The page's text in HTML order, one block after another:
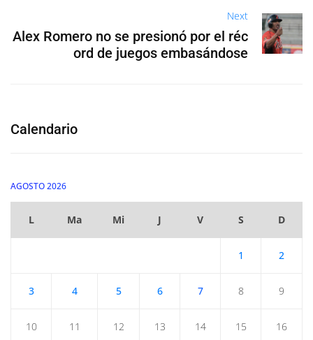
Next
Alex Romero no se presionó por el réc
ord de juegos embasándose
Calendario
AGOSTO 2026
L Ma Mi J V S D
1 2
3 4 5 6 7 8 9
10 11 12 13 14 15 16